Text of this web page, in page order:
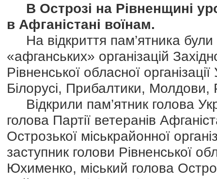
В Острозі на Рівненщині
в Афганістані воїнам.
На відкриття пам’ятника
«афганських» організацій
Рівненської обласної
Білорусі, Прибалтики, Молдови,
Відкрили пам’ятник голова
голова Партії ветеранів
Острозької міськрайонної
заступник голови Рівненської
Юхименко, міський голова